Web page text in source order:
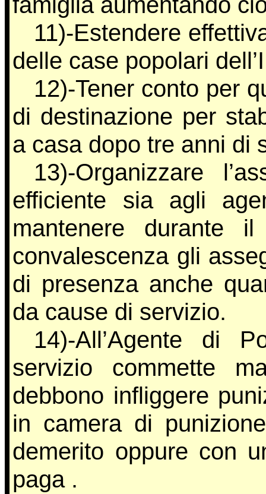
11)-Estendere
delle case popolari
12)-Tener conto per
di destinazione per
a casa dopo tre anni di
13)-Organizzare
efficiente sia agli
mantenere durante
convalescenza gli
di presenza anche
da cause di servizio.
14)-All’Agente di
servizio commette
debbono infliggere
in camera di
demerito oppure con
paga .